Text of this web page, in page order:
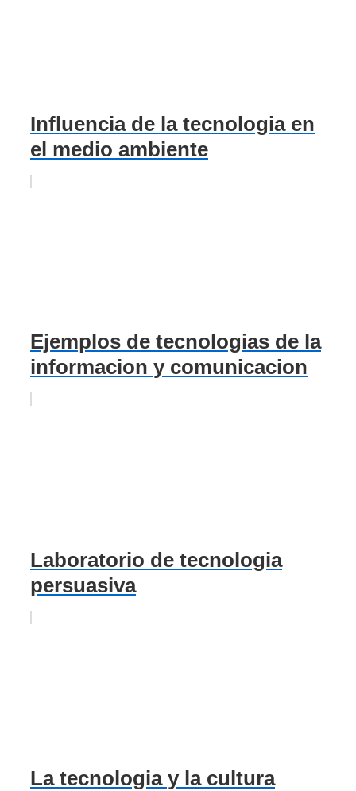
Influencia de la tecnologia en
el medio ambiente
Ejemplos de tecnologias de la
informacion y comunicacion
Laboratorio de tecnologia
persuasiva
La tecnologia y la cultura